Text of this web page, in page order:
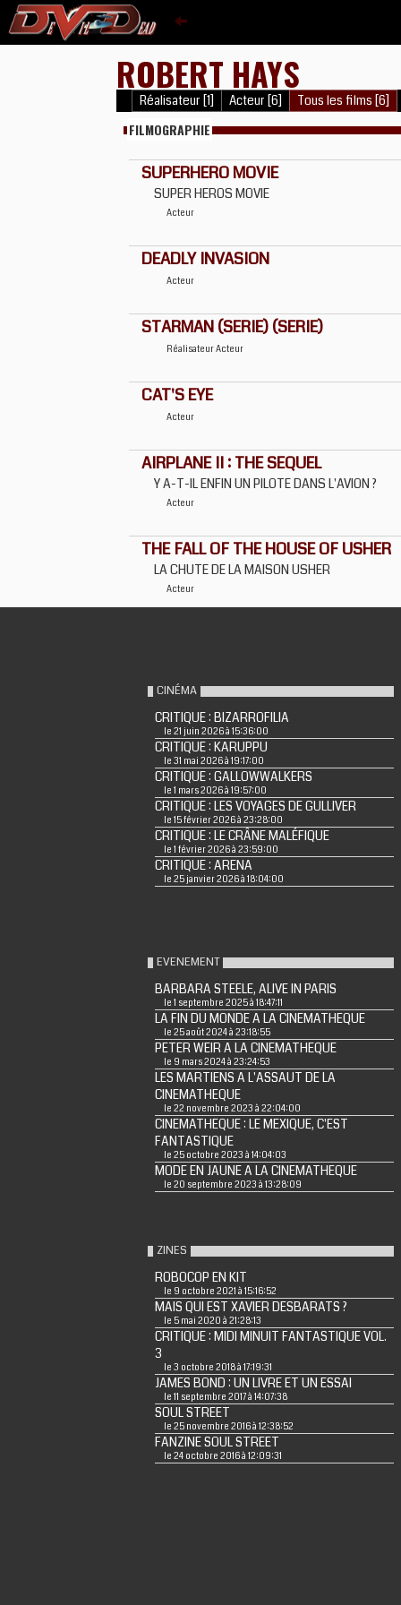
ROBERT HAYS
Réalisateur [1] Acteur [6] Tous les films [6]
FILMOGRAPHIE
SUPERHERO MOVIE
SUPER HEROS MOVIE
Acteur
DEADLY INVASION
Acteur
STARMAN (SERIE) (SERIE)
RéalisateurActeur
CAT'S EYE
Acteur
AIRPLANE II : THE SEQUEL
Y A-T-IL ENFIN UN PILOTE DANS L'AVION ?
Acteur
THE FALL OF THE HOUSE OF USHER
LA CHUTE DE LA MAISON USHER
Acteur
CINÉMA
CRITIQUE : BIZARROFILIA
le 21 juin 2026 à 15:36:00
CRITIQUE : KARUPPU
le 31 mai 2026 à 19:17:00
CRITIQUE : GALLOWWALKERS
le 1 mars 2026 à 19:57:00
CRITIQUE : LES VOYAGES DE GULLIVER
le 15 février 2026 à 23:28:00
CRITIQUE : LE CRÂNE MALÉFIQUE
le 1 février 2026 à 23:59:00
CRITIQUE : ARENA
le 25 janvier 2026 à 18:04:00
EVENEMENT
BARBARA STEELE, ALIVE IN PARIS
le 1 septembre 2025 à 18:47:11
LA FIN DU MONDE A LA CINEMATHEQUE
le 25 août 2024 à 23:18:55
PETER WEIR A LA CINEMATHEQUE
le 9 mars 2024 à 23:24:53
LES MARTIENS A L'ASSAUT DE LA
CINEMATHEQUE
le 22 novembre 2023 à 22:04:00
CINEMATHEQUE : LE MEXIQUE, C'EST
FANTASTIQUE
le 25 octobre 2023 à 14:04:03
MODE EN JAUNE A LA CINEMATHEQUE
le 20 septembre 2023 à 13:28:09
ZINES
ROBOCOP EN KIT
le 9 octobre 2021 à 15:16:52
MAIS QUI EST XAVIER DESBARATS ?
le 5 mai 2020 à 21:28:13
CRITIQUE : MIDI MINUIT FANTASTIQUE VOL.
3
le 3 octobre 2018 à 17:19:31
JAMES BOND : UN LIVRE ET UN ESSAI
le 11 septembre 2017 à 14:07:38
SOUL STREET
le 25 novembre 2016 à 12:38:52
FANZINE SOUL STREET
le 24 octobre 2016 à 12:09:31